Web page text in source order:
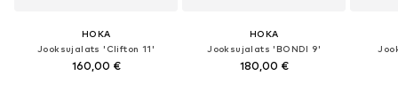
HOKA
Jooksujalats 'Clifton 11'
160,00 €
HOKA
Jooksujalats 'BONDI 9'
180,00 €